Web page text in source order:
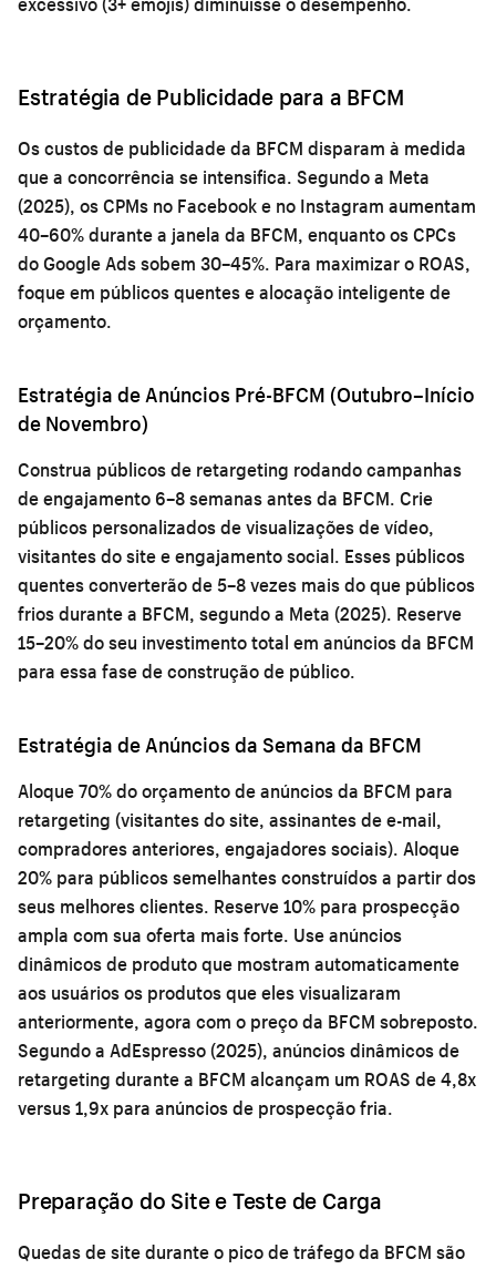
Estratégia de Publicidade para a BFCM
Os custos de publicidade da BFCM disparam à medida
que a concorrência se intensifica. Segundo a Meta
(2025), os CPMs no Facebook e no Instagram aumentam
40–60% durante a janela da BFCM, enquanto os CPCs
do Google Ads sobem 30–45%. Para maximizar o ROAS,
foque em públicos quentes e alocação inteligente de
orçamento.
Estratégia de Anúncios Pré-BFCM (Outubro–Início
de Novembro)
Construa públicos de retargeting rodando campanhas
de engajamento 6–8 semanas antes da BFCM. Crie
públicos personalizados de visualizações de vídeo,
visitantes do site e engajamento social. Esses públicos
quentes converterão de 5–8 vezes mais do que públicos
frios durante a BFCM, segundo a Meta (2025). Reserve
15–20% do seu investimento total em anúncios da BFCM
para essa fase de construção de público.
Estratégia de Anúncios da Semana da BFCM
Aloque 70% do orçamento de anúncios da BFCM para
retargeting (visitantes do site, assinantes de e-mail,
compradores anteriores, engajadores sociais). Aloque
20% para públicos semelhantes construídos a partir dos
seus melhores clientes. Reserve 10% para prospecção
ampla com sua oferta mais forte. Use anúncios
dinâmicos de produto que mostram automaticamente
aos usuários os produtos que eles visualizaram
anteriormente, agora com o preço da BFCM sobreposto.
Segundo a AdEspresso (2025), anúncios dinâmicos de
retargeting durante a BFCM alcançam um ROAS de 4,8x
versus 1,9x para anúncios de prospecção fria.
Preparação do Site e Teste de Carga
Quedas de site durante o pico de tráfego da BFCM são